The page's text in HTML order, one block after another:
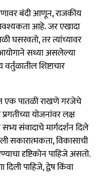
बंदी आणून, राजकीय
आहे. जर एखादा
घसरवतो, तर त्यांच्यावर
सध्या असलेल्या
शिष्टाचार
एक पातळी राखणे गरजेचे
योजनांवर लक्ष
संवादाचे मार्गदर्शन दिले
सकारात्मकता, विकासाची
दृष्टिकोन पाहिजे असतो.
पाहिजे, द्वेष किंवा